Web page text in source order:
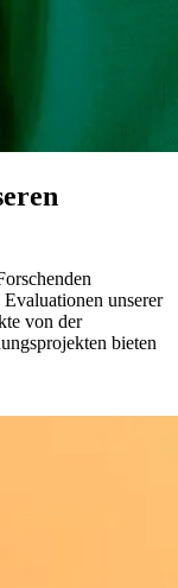
unserer
von der
bieten